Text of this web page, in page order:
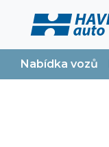
Nabídka vozů